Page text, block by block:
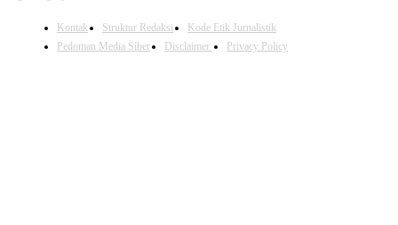
Kontak Struktur Redaksi
Kode Etik Jurnalistik
Pedoman Media Siber
Disclaimer Privacy Policy